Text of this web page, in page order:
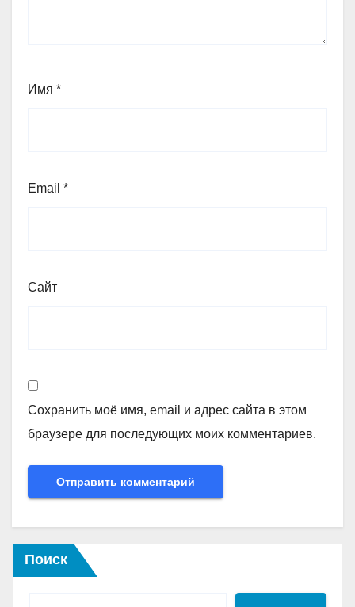
Имя *
Email *
Сайт
Сохранить моё имя, email и адрес сайта в этом
браузере для последующих моих комментариев.
Поиск